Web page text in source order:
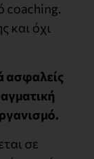
coaching.
και όχι
ασφαλείς
σε